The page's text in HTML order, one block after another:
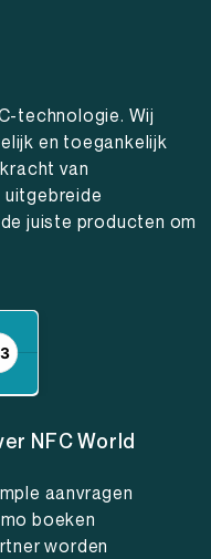
technologie. Wij
en toegankelijk
van
uitgebreide
juiste producten om
NFC World
aanvragen
boeken
worden